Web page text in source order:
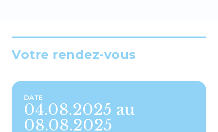
Votre rendez-vous
DATE
04.08.2025 au
08.08.2025